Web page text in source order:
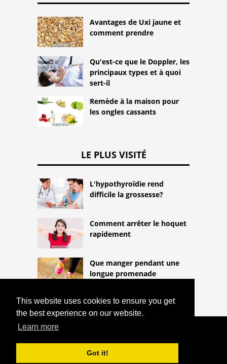
This website uses cookies to ensure you get
the best experience on our website.
Learn more
Got it!
Avantages de Uxi jaune et
comment prendre
Qu'est-ce que le Doppler, les
principaux types et à quoi
sert-il
Remède à la maison pour
les ongles cassants
LE PLUS VISITÉ
L'hypothyroïdie rend
difficile la grossesse?
Comment arrêter le hoquet
rapidement
Que manger pendant une
longue promenade
HTTPS://THELIGHTLIFEBLOG.COM
QUELLE EST LA DERMATITE DE